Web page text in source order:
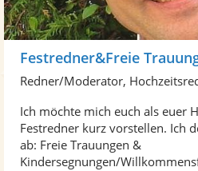
Redner/Moderator,
Ich möchte mich euch als euer
Festredner kurz vorstellen. Ich
ab: Freie Trauungen &
Kindersegnungen/